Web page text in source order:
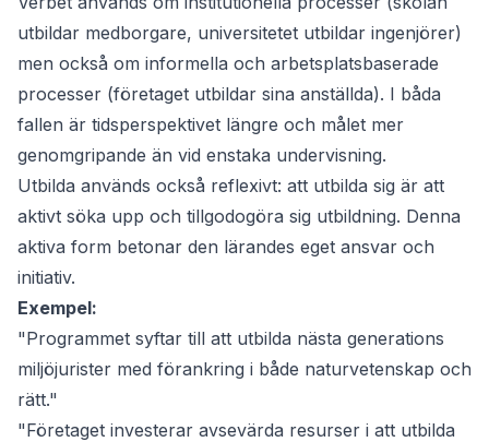
utbildar medborgare, universitetet utbildar ingenjörer)
men också om informella och arbetsplatsbaserade
processer (företaget utbildar sina anställda). I båda
fallen är tidsperspektivet längre och målet mer
genomgripande än vid enstaka undervisning.
Utbilda används också reflexivt: att utbilda sig är att
aktivt söka upp och tillgodogöra sig utbildning. Denna
aktiva form betonar den lärandes eget ansvar och
initiativ.
Exempel:
"Programmet syftar till att utbilda nästa generations
miljöjurister med förankring i både naturvetenskap och
rätt."
"Företaget investerar avsevärda resurser i att utbilda